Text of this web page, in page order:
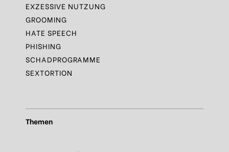
EXZESSIVE NUTZUNG
GROOMING
HATE SPEECH
PHISHING
SCHADPROGRAMME
SEXTORTION
Themen